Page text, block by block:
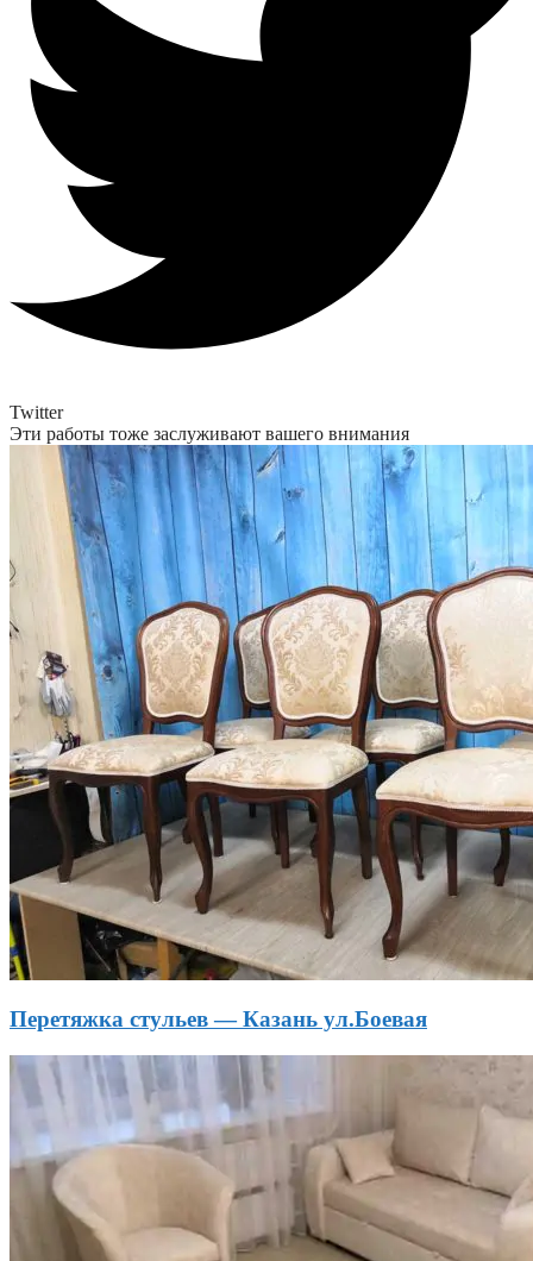
Twitter
Эти работы тоже заслуживают вашего внимания
Перетяжка стульев — Казань ул.Боевая